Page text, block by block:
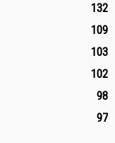
132
109
103
102
98
97